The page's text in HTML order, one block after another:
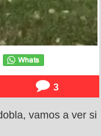
3
vamos a ver si